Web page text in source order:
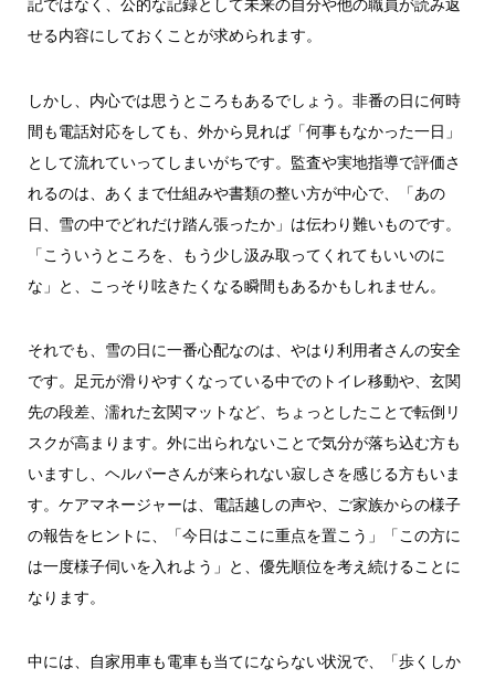
記ではなく、公的な記録として未来の自分や他の職員が読み返
せる内容にしておくことが求められます。
しかし、内心では思うところもあるでしょう。非番の日に何時
間も電話対応をしても、外から見れば「何事もなかった一日」
として流れていってしまいがちです。監査や実地指導で評価さ
れるのは、あくまで仕組みや書類の整い方が中心で、「あの
日、雪の中でどれだけ踏ん張ったか」は伝わり難いものです。
「こういうところを、もう少し汲み取ってくれてもいいのに
な」と、こっそり呟きたくなる瞬間もあるかもしれません。
それでも、雪の日に一番心配なのは、やはり利用者さんの安全
です。足元が滑りやすくなっている中でのトイレ移動や、玄関
先の段差、濡れた玄関マットなど、ちょっとしたことで転倒リ
スクが高まります。外に出られないことで気分が落ち込む方も
いますし、ヘルパーさんが来られない寂しさを感じる方もいま
す。ケアマネージャーは、電話越しの声や、ご家族からの様子
の報告をヒントに、「今日はここに重点を置こう」「この方に
は一度様子伺いを入れよう」と、優先順位を考え続けることに
なります。
中には、自家用車も電車も当てにならない状況で、「歩くしか